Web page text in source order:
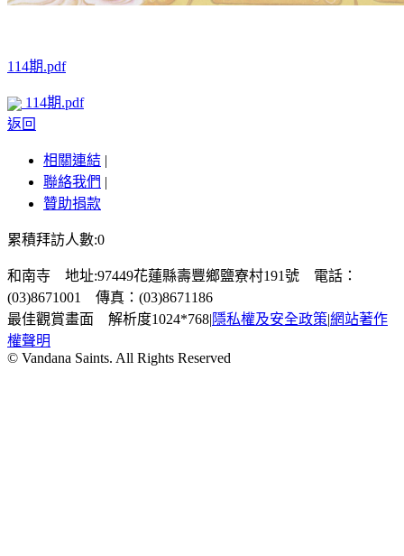
114期.pdf
114期.pdf
返回
相關連結 |
聯絡我們 |
贊助捐款
累積拜訪人數:0
和南寺 地址:97449花蓮縣壽豐鄉鹽寮村191號 電話：
(03)8671001 傳真：(03)8671186
最佳觀賞畫面 解析度1024*768|隱私權及安全政策|網站著作
權聲明
© Vandana Saints. All Rights Reserved